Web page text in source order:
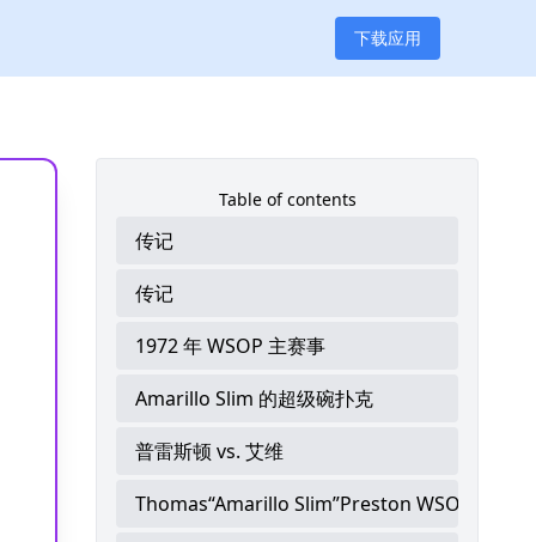
下载应用
Table of contents
传记
传记
1972 年 WSOP 主赛事
Amarillo Slim 的超级碗扑克
普雷斯顿 vs. 艾维
Thomas“Amarillo Slim”Preston WSOP 手链